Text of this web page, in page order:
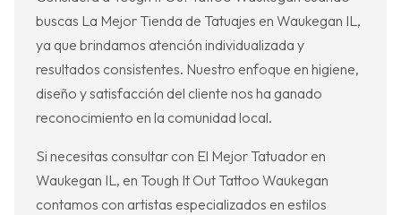
buscas La Mejor Tienda de Tatuajes en Waukegan IL,
ya que brindamos atención individualizada y
resultados consistentes. Nuestro enfoque en higiene,
diseño y satisfacción del cliente nos ha ganado
reconocimiento en la comunidad local.
Si necesitas consultar con El Mejor Tatuador en
Waukegan IL, en Tough It Out Tattoo Waukegan
contamos con artistas especializados en estilos